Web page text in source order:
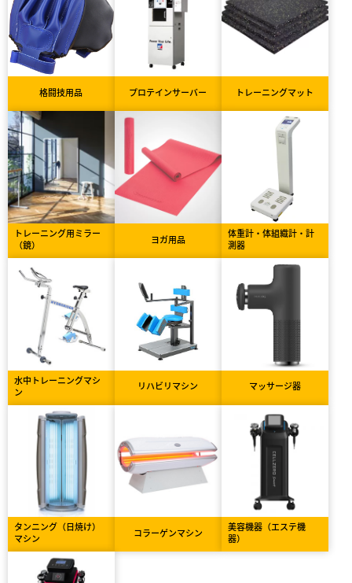
格闘技用品 プロテインサーバー トレーニングマット
トレーニング用ミラー
（鏡）
ヨガ用品
体重計・体組織計・計
測器
水中トレーニングマシ
ン
リハビリマシン マッサージ器
タンニング（日焼け）
マシン
コラーゲンマシン
美容機器（エステ機
器）